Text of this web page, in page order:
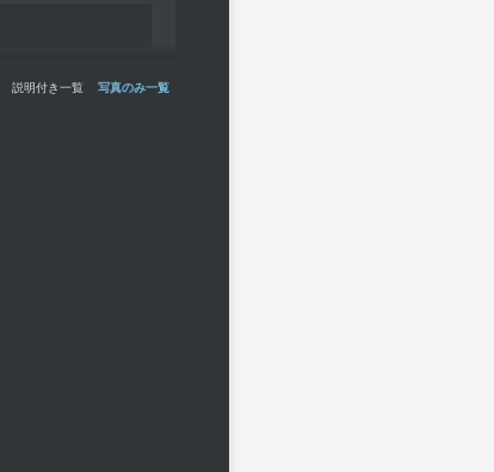
説明付き一覧 写真のみ一覧